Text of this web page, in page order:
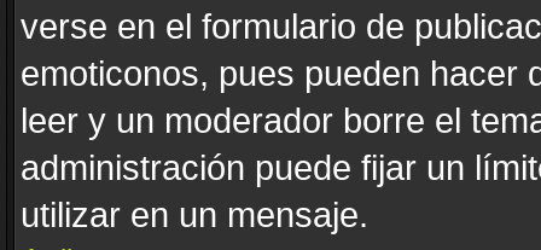
verse en el formulario de
emoticonos, pues pueden hacer
leer y un moderador borre el
administración puede fijar un
utilizar en un mensaje.